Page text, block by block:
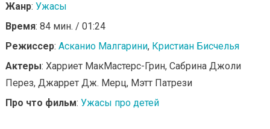
Жанр: Ужасы
Время: 84 мин. / 01:24
Режиссер: Асканио Малгарини, Кристиан Бисчелья
Актеры: Харриет МакМастерс-Грин, Сабрина Джоли
Перез, Джаррет Дж. Мерц, Мэтт Патрези
Про что фильм: Ужасы про детей